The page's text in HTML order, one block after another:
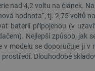
nad 4,2 voltu na článek.
hodnota“, tj. 2,75 voltů
baterii připojenou (v
Nejlepší způsob,
modelu se doporučuje ji
Dlouhodobé
CookieScriptConsent
__cf_bm